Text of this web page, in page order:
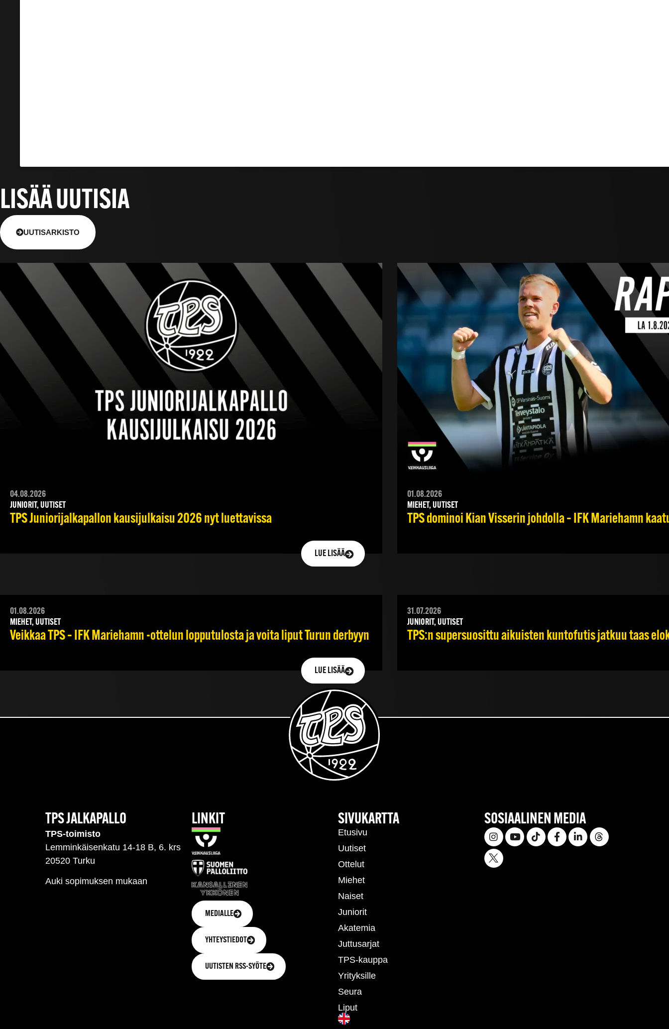
LISÄÄ UUTISIA
UUTISARKISTO
04.08.2026
JUNIORIT, UUTISET
TPS Juniorijalkapallon kausijulkaisu 2026 nyt luettavissa
LUE LISÄÄ
01.08.2026
MIEHET, UUTISET
TPS dominoi Kian Visserin johdolla – IFK Mariehamn
01.08.2026
MIEHET, UUTISET
Veikkaa TPS – IFK Mariehamn -ottelun lopputulosta ja voita liput Turun derbyyn
LUE LISÄÄ
31.07.2026
JUNIORIT, UUTISET
TPS:n supersuosittu aikuisten kuntofutis jatkuu taas
TPS JALKAPALLO
TPS-toimisto
Lemminkäisenkatu 14-18 B, 6. krs
20520 Turku
Auki sopimuksen mukaan
LINKIT
MEDIALLE
YHTEYSTIEDOT
UUTISTEN RSS-SYÖTE
SIVUKARTTA
Etusivu
Uutiset
Ottelut
Miehet
Naiset
Juniorit
Akatemia
Juttusarjat
TPS-kauppa
Yrityksille
Seura
Liput
SOSIAALINEN MEDIA